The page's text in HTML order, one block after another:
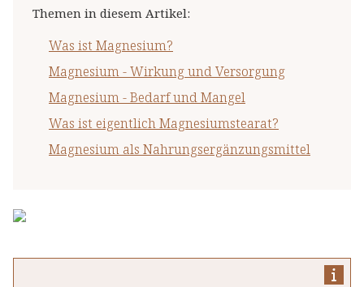
Themen in diesem Artikel:
Was ist Magnesium?
Magnesium - Wirkung und Versorgung
Magnesium - Bedarf und Mangel
Was ist eigentlich Magnesiumstearat?
Magnesium als Nahrungsergänzungsmittel